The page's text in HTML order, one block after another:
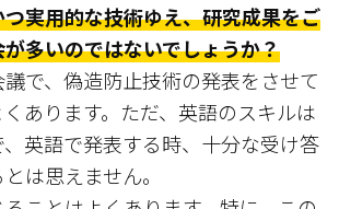
実用的な技術ゆえ、研究成果をご
多いのではないでしょうか？
で、偽造防止技術の発表をさせて
あります。ただ、英語のスキルは
英語で発表する時、十分な受け答
は思えません。